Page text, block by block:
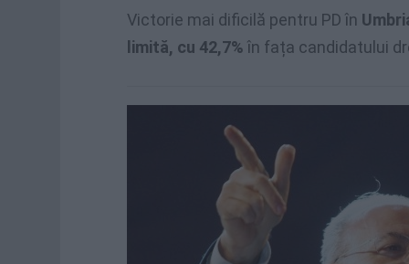
Victorie mai dificilă pentru PD în
limită, cu 42,7% în fața candidatului